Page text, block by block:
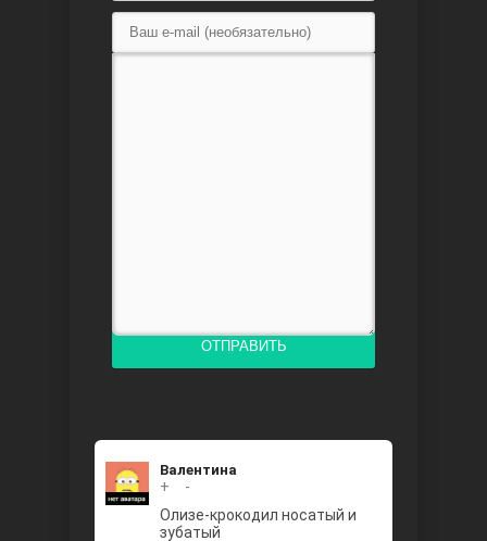
Между
ОТПРАВИТЬ
Валентина
+
-
Олизе-крокодил носатый и
зубатый